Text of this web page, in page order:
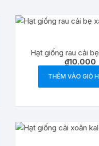
Hạt giống rau cải
₫10.000
THÊM VÀO GIỎ